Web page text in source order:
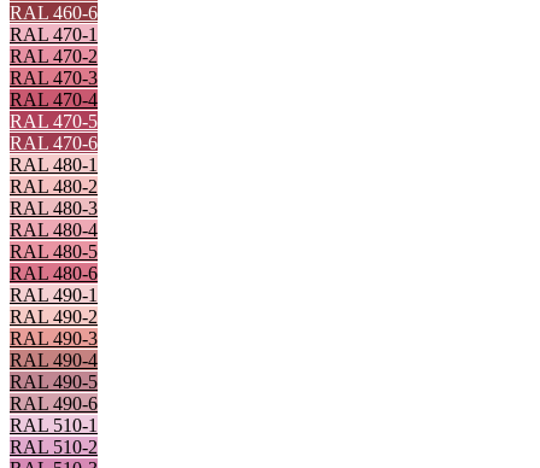
RAL 460-6
RAL 470-1
RAL 470-2
RAL 470-3
RAL 470-4
RAL 470-5
RAL 470-6
RAL 480-1
RAL 480-2
RAL 480-3
RAL 480-4
RAL 480-5
RAL 480-6
RAL 490-1
RAL 490-2
RAL 490-3
RAL 490-4
RAL 490-5
RAL 490-6
RAL 510-1
RAL 510-2